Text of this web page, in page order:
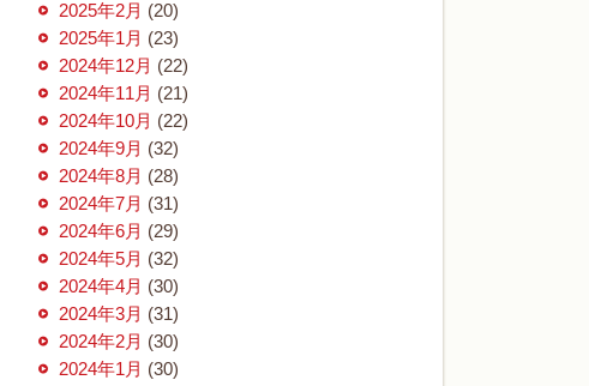
2025年2月 (20)
2025年1月 (23)
2024年12月 (22)
2024年11月 (21)
2024年10月 (22)
2024年9月 (32)
2024年8月 (28)
2024年7月 (31)
2024年6月 (29)
2024年5月 (32)
2024年4月 (30)
2024年3月 (31)
2024年2月 (30)
2024年1月 (30)